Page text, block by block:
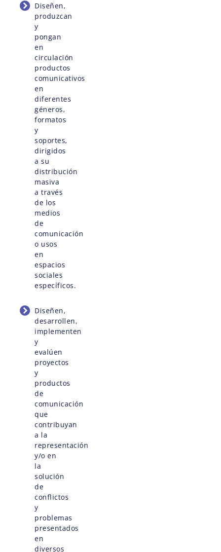
Diseñen,
produzcan
y
pongan
en
circulación
productos
comunicativos
en
diferentes
géneros,
formatos
y
soportes,
dirigidos
a su
distribución
masiva
a través
de los
medios
de
comunicación
o usos
en
espacios
sociales
específicos.
Diseñen,
desarrollen,
implementen
y
evalúen
proyectos
y
productos
de
comunicación
que
contribuyan
a la
representación
y/o en
la
solución
de
conflictos
y
problemas
presentados
en
diversos